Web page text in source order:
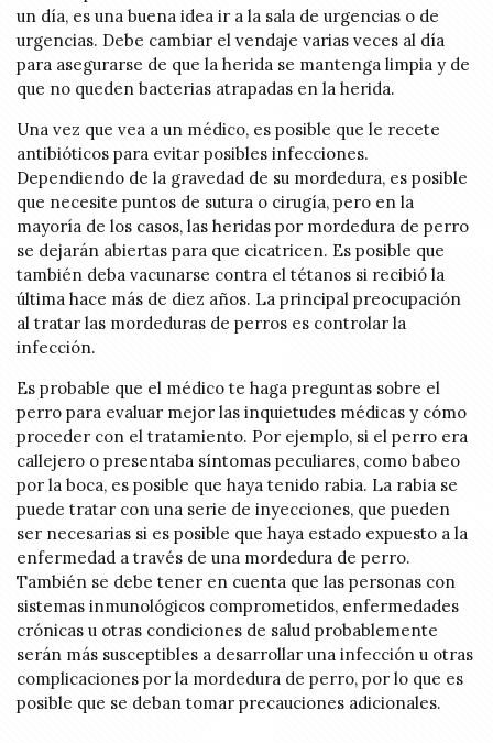
un día, es una buena idea ir a la sala de urgencias o de
urgencias. Debe cambiar el vendaje varias veces al día
para asegurarse de que la herida se mantenga limpia y de
que no queden bacterias atrapadas en la herida.
Una vez que vea a un médico, es posible que le recete
antibióticos para evitar posibles infecciones.
Dependiendo de la gravedad de su mordedura, es posible
que necesite puntos de sutura o cirugía, pero en la
mayoría de los casos, las heridas por mordedura de perro
se dejarán abiertas para que cicatricen. Es posible que
también deba vacunarse contra el tétanos si recibió la
última hace más de diez años. La principal preocupación
al tratar las mordeduras de perros es controlar la
infección.
Es probable que el médico te haga preguntas sobre el
perro para evaluar mejor las inquietudes médicas y cómo
proceder con el tratamiento. Por ejemplo, si el perro era
callejero o presentaba síntomas peculiares, como babeo
por la boca, es posible que haya tenido rabia. La rabia se
puede tratar con una serie de inyecciones, que pueden
ser necesarias si es posible que haya estado expuesto a la
enfermedad a través de una mordedura de perro.
También se debe tener en cuenta que las personas con
sistemas inmunológicos comprometidos, enfermedades
crónicas u otras condiciones de salud probablemente
serán más susceptibles a desarrollar una infección u otras
complicaciones por la mordedura de perro, por lo que es
posible que se deban tomar precauciones adicionales.